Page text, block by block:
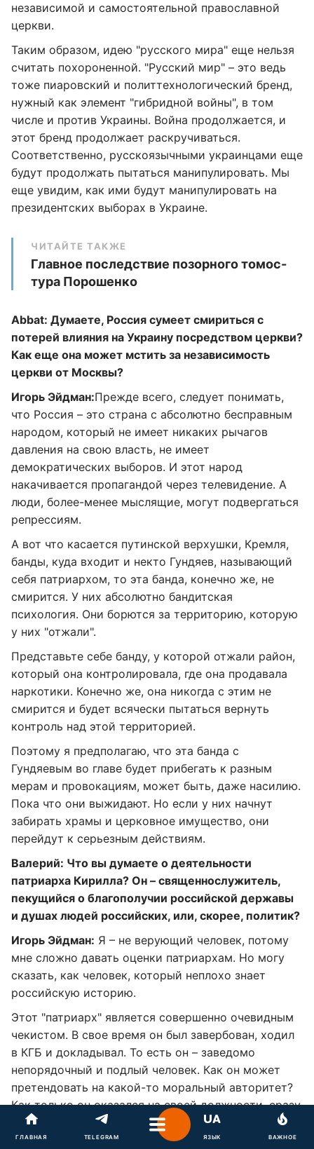
независимой и самостоятельной православной
церкви.
Таким образом, идею "русского мира" еще нельзя
считать похороненной. "Русский мир" – это ведь
тоже пиаровский и политтехнологический бренд,
нужный как элемент "гибридной войны", в том
числе и против Украины. Война продолжается, и
этот бренд продолжает раскручиваться.
Соответственно, русскоязычными украинцами еще
будут продолжать пытаться манипулировать. Мы
еще увидим, как ими будут манипулировать на
президентских выборах в Украине.
ЧИТАЙТЕ ТАКЖЕ
Главное последствие позорного томос-
тура Порошенко
Abbat: Думаете, Россия сумеет смириться с
потерей влияния на Украину посредством церкви?
Как еще она может мстить за независимость
церкви от Москвы?
Игорь Эйдман:Прежде всего, следует понимать,
что Россия – это страна с абсолютно бесправным
народом, который не имеет никаких рычагов
давления на свою власть, не имеет
демократических выборов. И этот народ
накачивается пропагандой через телевидение. А
люди, более-менее мыслящие, могут подвергаться
репрессиям.
А вот что касается путинской верхушки, Кремля,
банды, куда входит и некто Гундяев, называющий
себя патриархом, то эта банда, конечно же, не
смирится. У них абсолютно бандитская
психология. Они борются за территорию, которую
у них "отжали".
Представьте себе банду, у которой отжали район,
который она контролировала, где она продавала
наркотики. Конечно же, она никогда с этим не
смирится и будет всячески пытаться вернуть
контроль над этой территорией.
Поэтому я предполагаю, что эта банда с
Гундяевым во главе будет прибегать к разным
мерам и провокациям, может быть, даже насилию.
Пока что они выжидают. Но если у них начнут
забирать храмы и церковное имущество, они
перейдут к серьезным действиям.
Валерий: Что вы думаете о деятельности
патриарха Кирилла? Он – священнослужитель,
пекущийся о благополучии российской державы
и душах людей российских, или, скорее, политик?
Игорь Эйдман: Я – не верующий человек, потому
мне сложно давать оценки патриархам. Но могу
сказать, как человек, который неплохо знает
российскую историю.
Этот "патриарх" является совершенно очевидным
чекистом. В свое время он был завербован, ходил
в КГБ и докладывал. То есть он – заведомо
непорядочный и подлый человек. Как он может
претендовать на какой-то моральный авторитет?
Как только он оказался на своей должности, сразу
начал попадать в какие-то полукриминальные
скандалы, показал себя каким-то склочником и
ГЛАВНАЯ TELEGRAM ЯЗЫК ВАЖНОЕ